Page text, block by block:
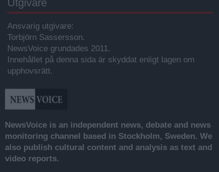
Utgivare
Ansvarig utgivare:
Torbjörn Sassersson.
NewsVoice grundades 2011.
Innehållet på denna sida är skyddat enligt lagen om
upphovsrätt.
NewsVoice is an independent news, debate and news
monitoring channel based in Stockholm, Sweden. We
also publish cultural content and analysis as text and
video reports.